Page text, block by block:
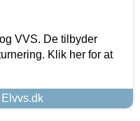
VVS. De tilbyder
Klik her for at